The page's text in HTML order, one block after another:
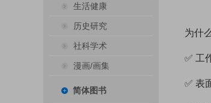
生活健康
历史研究
社科学术
漫画/画集
简体图书
为什
✅ 工
✅ 表